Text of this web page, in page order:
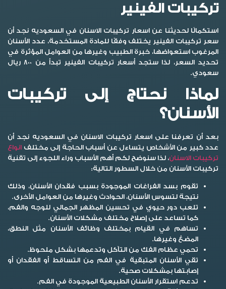
تركيبات الفينير
استكمالًا لحديثنا عن اسعار تركيبات الاسنان في السعوديه نجد أن
سعر تركيبات الفينير يختلف وفقًا للمادة المستخدمة، عدد الأسنان
المرغوب استعواضها، خبرة الطبيب وغيرها من العوامل المؤثرة في
تحديد السعر، لذا ستجد أسعار تركيبات الفينير تبدأ من 800 ريال
سعودي.
لماذا نحتاج إلى تركيبات
الأسنان؟
بعد أن تعرفنا على اسعار تركيبات الاسنان في السعوديه نجد أن
عدد كبير من الأشخاص يتساءل عن أسباب الحاجة إلى مختلف انواع
تركيبات الاسنان، لذا سنوضح لكم أهم الأسباب وراء اللجوء إلى تقنية
تركيبات الأسنان من خلال السطور التالية:
تقوم بسد الفراغات الموجودة بسبب فقدان الأسنان، وذلك
نتيجة لتسوس الأسنان، الحوادث وغيرها من العوامل الأخرى.
تلعب دور حيوي في تحسين المظهر الجمالي للوجه والفم،
كما تساعد على إصلاح مختلف مشكلات الأسنان.
تساهم في القيام بمختلف وظائف الأسنان مثل النطق،
المضغ وغيرها.
تحمي عظام الفك من التآكل وتدعمها بشكل ملحوظ.
تقي الأسنان المتبقية في الفم من التساقط أو الفقدان أو
إصابتها بمشكلات صحية.
تدعم استقرار الأسنان الطبيعية الموجودة في الفم.